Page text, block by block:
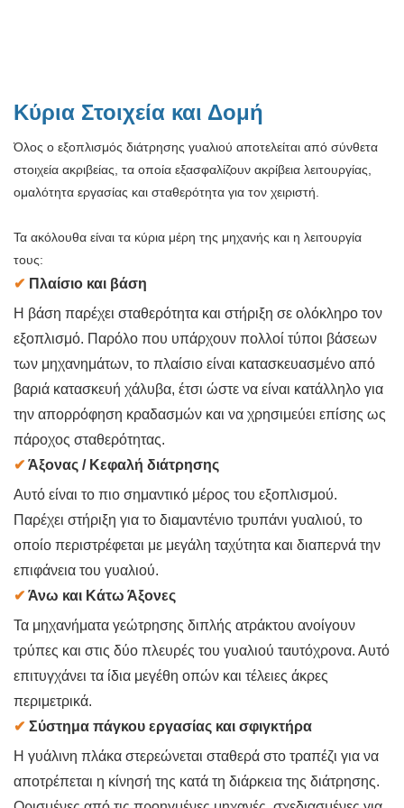
Κύρια Στοιχεία και Δομή
Όλος ο εξοπλισμός διάτρησης γυαλιού αποτελείται από σύνθετα
στοιχεία ακριβείας, τα οποία εξασφαλίζουν ακρίβεια λειτουργίας,
ομαλότητα εργασίας και σταθερότητα για τον χειριστή.
Τα ακόλουθα είναι τα κύρια μέρη της μηχανής και η λειτουργία
τους:
✔ Πλαίσιο και βάση
Η βάση παρέχει σταθερότητα και στήριξη σε ολόκληρο τον
εξοπλισμό. Παρόλο που υπάρχουν πολλοί τύποι βάσεων
των μηχανημάτων, το πλαίσιο είναι κατασκευασμένο από
βαριά κατασκευή χάλυβα, έτσι ώστε να είναι κατάλληλο για
την απορρόφηση κραδασμών και να χρησιμεύει επίσης ως
πάροχος σταθερότητας.
✔ Άξονας / Κεφαλή διάτρησης
Αυτό είναι το πιο σημαντικό μέρος του εξοπλισμού.
Παρέχει στήριξη για το διαμαντένιο τρυπάνι γυαλιού, το
οποίο περιστρέφεται με μεγάλη ταχύτητα και διαπερνά την
επιφάνεια του γυαλιού.
✔ Άνω και Κάτω Άξονες
Τα μηχανήματα γεώτρησης διπλής ατράκτου ανοίγουν
τρύπες και στις δύο πλευρές του γυαλιού ταυτόχρονα. Αυτό
επιτυγχάνει τα ίδια μεγέθη οπών και τέλειες άκρες
περιμετρικά.
✔ Σύστημα πάγκου εργασίας και σφιγκτήρα
Η γυάλινη πλάκα στερεώνεται σταθερά στο τραπέζι για να
αποτρέπεται η κίνησή της κατά τη διάρκεια της διάτρησης.